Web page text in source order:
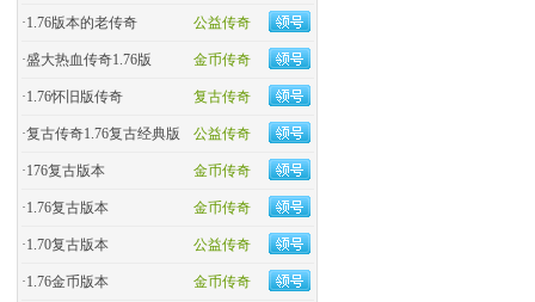
公益传奇
·1.76版本的老传奇
金币传奇
·盛大热血传奇1.76版
复古传奇
·1.76怀旧版传奇
公益传奇
·复古传奇1.76复古经典版
金币传奇
·176复古版本
金币传奇
·1.76复古版本
公益传奇
·1.70复古版本
金币传奇
·1.76金币版本